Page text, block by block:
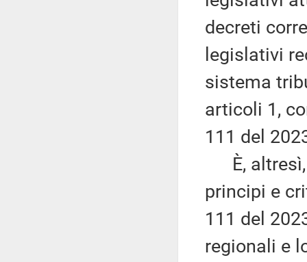
decreti
legislativi
sistema
articoli 1,
111 del
È, altresì,
principi e
111 del
regionali e